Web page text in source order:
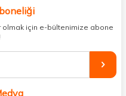
ürünlerini sizlerle
gerek yok;
topluyor ve kapınıza kadar
güzelliğinizi tamamlayabilir,
edici gıdalara
için e-bültenimize abone